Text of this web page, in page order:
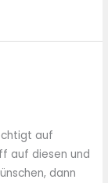
auf
auf diesen und
dann